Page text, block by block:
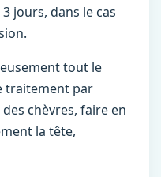
jours, dans le cas
tout le
traitement par
chèvres, faire en
la tête,